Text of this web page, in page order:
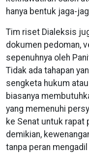
hanya bentuk jaga-
Tim riset Dialeksis
dokumen pedoman,
sepenuhnya oleh
Tidak ada tahapan
sengketa hukum
biasanya
yang memenuhi
ke Senat untuk rapat
demikian,
tanpa peran